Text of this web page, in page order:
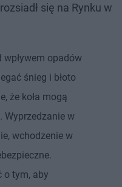
się na Rynku w
opadów
śnieg i błoto
że koła mogą
Wyprzedzanie w
wchodzenie w
o tym, aby